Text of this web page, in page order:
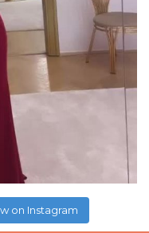
on Instagram